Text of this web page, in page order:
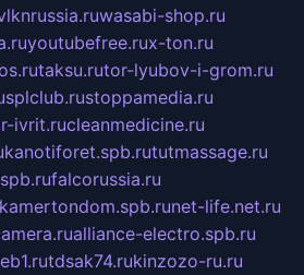
wasabi-shop.ru
youtubefree.rux-ton.ru
taksu.rutor-lyubov-i-grom.ru
splclub.rustoppamedia.ru
ivrit.rucleanmedicine.ru
kanotiforet.spb.rututmassage.ru
falcorussia.ru
kamertondom.spb.runet-life.net.ru
alliance-electro.spb.ru
tdsak74.rukinzozo-ru.ru